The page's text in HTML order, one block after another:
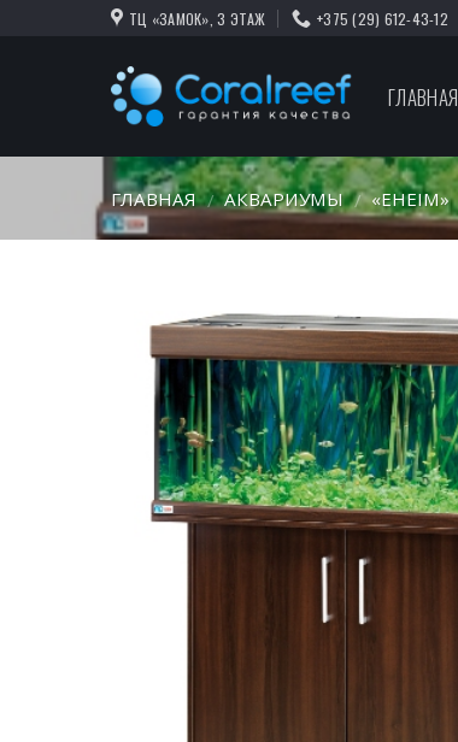
ТЦ «ЗАМОК», 3 ЭТАЖ +375 (29) 612-43-12
ГЛАВНАЯ
ГЛАВНАЯ / АКВАРИУМЫ / «EHEIM»